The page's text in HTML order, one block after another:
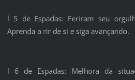
l 5 de Espadas: Feriram seu
Aprenda a rir de si e siga avançando.
l 6 de Espadas: Melhora da